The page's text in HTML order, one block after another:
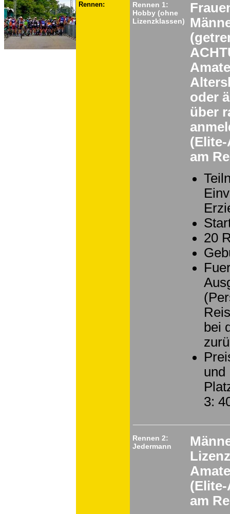
Rennen:
Rennen 1:
Hobby (ohne
Lizenzklassen)
oder
über
am
20
bei
und
3:
Rennen 2:
Jedermann
am